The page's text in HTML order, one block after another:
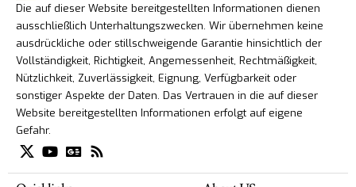
Die auf dieser Website bereitgestellten Informationen dienen
ausschließlich Unterhaltungszwecken. Wir übernehmen keine
ausdrückliche oder stillschweigende Garantie hinsichtlich der
Vollständigkeit, Richtigkeit, Angemessenheit, Rechtmäßigkeit,
Nützlichkeit, Zuverlässigkeit, Eignung, Verfügbarkeit oder
sonstiger Aspekte der Daten. Das Vertrauen in die auf dieser
Website bereitgestellten Informationen erfolgt auf eigene
Gefahr.